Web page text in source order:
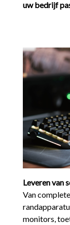
uw bedrijf
Leveren van
Van
monitors,